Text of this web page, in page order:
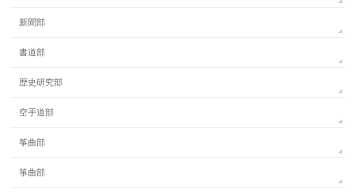
新聞部
書道部
歴史研究部
空手道部
筝曲部
箏曲部